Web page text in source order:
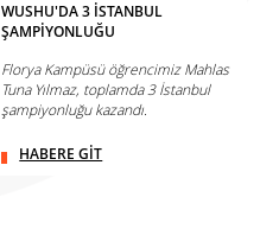
WUSHU'DA 3 İSTANBUL
ŞAMPİYONLUĞU
Florya Kampüsü öğrencimiz Mahlas
Tuna Yılmaz, toplamda 3 İstanbul
şampiyonluğu kazandı.
HABERE GİT